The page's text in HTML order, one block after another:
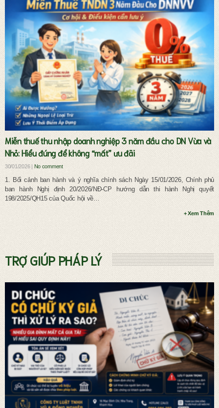
Dịch vụ pháp lý đầu tư và doanh nghiệp
Dịch vụ phá sản và Quản tài viên
Miễn thuế thu nhập doanh nghiệp 3 năm đầu cho DN Vừa và
Nhỏ: Hiểu đúng để không “mất” ưu đãi
30/01/2026 | No comment
1. Bối cảnh ban hành và ý nghĩa chính sách Ngày 15/01/2026, Chính phủ
ban hành Nghị định 20/2026/NĐ-CP hướng dẫn thi hành Nghị quyết
198/2025/QH15 của Quốc hội về…
+ Xem Thêm
TRỢ GIÚP PHÁP LÝ